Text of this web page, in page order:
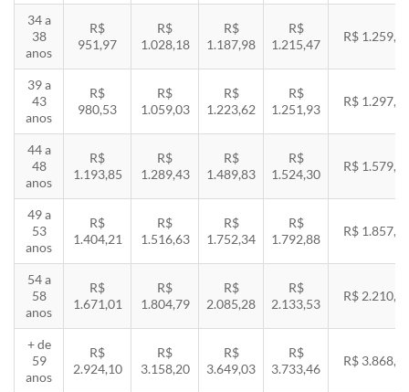
34 a
38
anos
R$
951,97
R$
1.028,18
R$
1.187,98
R$
1.215,47
R$
39 a
43
anos
R$
980,53
R$
1.059,03
R$
1.223,62
R$
1.251,93
R$
44 a
48
anos
R$
1.193,85
R$
1.289,43
R$
1.489,83
R$
1.524,30
R$
49 a
53
anos
R$
1.404,21
R$
1.516,63
R$
1.752,34
R$
1.792,88
R$
54 a
58
anos
R$
1.671,01
R$
1.804,79
R$
2.085,28
R$
2.133,53
R$
+ de
59
anos
R$
2.924,10
R$
3.158,20
R$
3.649,03
R$
3.733,46
R$